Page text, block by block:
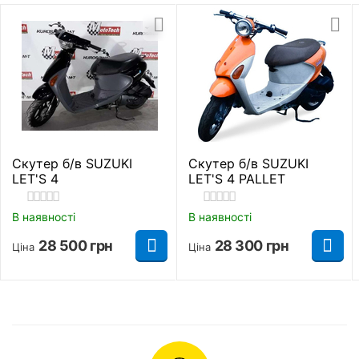
Система добре поглинає нерівності, підтримує
Сигналізація
Стан Новий
Виробник Spark
Бензин
Посадкових місць 2
Вантажопідйомність 150 кг.
Максимальна
Ремень
Скутер б/в SUZUKI
LET'S 4
В наявності
Ціна 28 500 грн
Скутер б/в SUZUKI
LET'S 4 PALLET
В наявності
Ціна 28 300 грн